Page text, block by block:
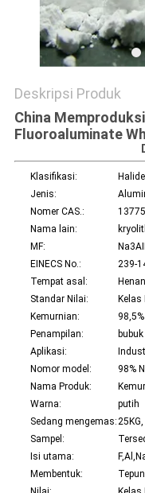
Deskripsi Produk
China
Fluoroaluminate
Klasifikasi: Hal
Jenis:
Nomer CAS.:
Nama lain:
MF:
EINECS No.:
239-
Tempat asal:
Standar Nilai:
Kemurnian:
98,5%
Penampilan:
Aplikasi:
Nomor model:
98%
Nama Produk:
Warna:
putih
Sedang mengemas:
Sampel:
Isi utama:
Membentuk: